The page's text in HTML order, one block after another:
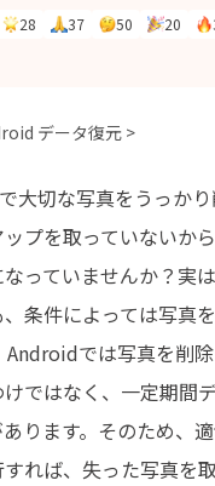
28 37 50 20
データ復元 >
大切な写真をうっか
プを取っていないか
っていませんか？実
条件によっては写真
Androidでは写真を削
ではなく、一定期間
ります。そのため、
れば、失った写真を